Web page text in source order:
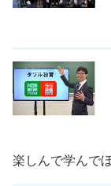
楽しんで学んで